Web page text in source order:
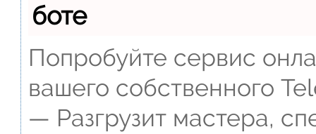
боте
Попробуйте сервис
вашего собственного
— Разгрузит мастера,